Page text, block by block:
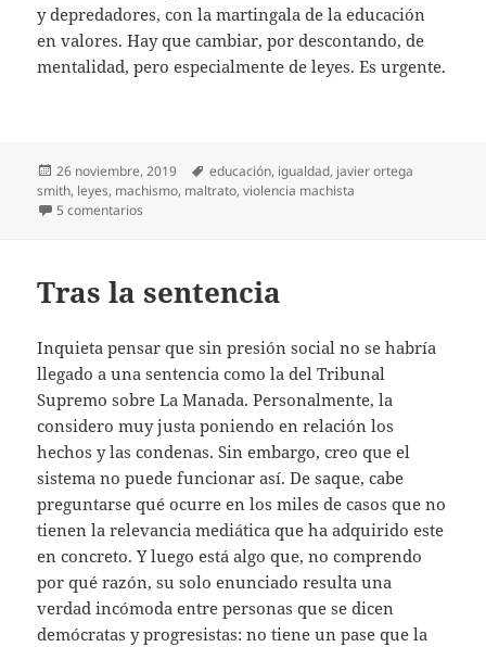
y depredadores, con la martingala de la educación
en valores. Hay que cambiar, por descontando, de
mentalidad, pero especialmente de leyes. Es urgente.
Publicado
el
26 noviembre, 2019 Etiquetas
educación, igualdad, javier ortega
smith, leyes, machismo, maltrato,violencia machista
5 comentarios
Tras la sentencia
Inquieta pensar que sin presión social no se habría
llegado a una sentencia como la del Tribunal
Supremo sobre La Manada. Personalmente, la
considero muy justa poniendo en relación los
hechos y las condenas. Sin embargo, creo que el
sistema no puede funcionar así. De saque, cabe
preguntarse qué ocurre en los miles de casos que no
tienen la relevancia mediática que ha adquirido este
en concreto. Y luego está algo que, no comprendo
por qué razón, su solo enunciado resulta una
verdad incómoda entre personas que se dicen
demócratas y progresistas: no tiene un pase que la